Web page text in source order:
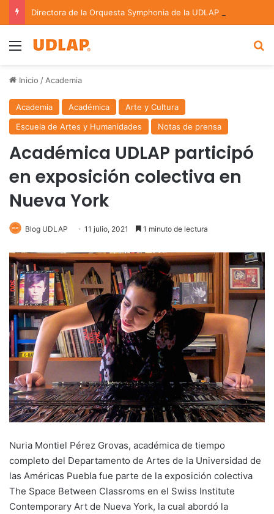
Menu
Inicio / Academia
Academia Académica
Arte y Cultura
Escuela de Artes y Humanidades
Notas de prensa
Académica UDLAP participó
en exposición colectiva en
Nueva York
Blog UDLAP 11 julio, 2021 1 minuto de lectura
Nuria Montiel Pérez Grovas, académica de tiempo
completo del Departamento de Artes de la Universidad de
las Américas Puebla fue parte de la exposición colectiva
The Space Between Classroms en el Swiss Institute
Contemporary Art de Nueva York, la cual abordó la